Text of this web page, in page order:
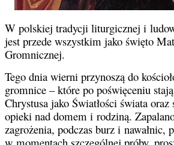
W polskiej tradycji liturgicznej i
jest przede wszystkim jako święto
Gromnicznej.
Tego dnia wierni przynoszą do
gromnice – które po poświęceniu
Chrystusa jako Światłości świata
opieki nad domem i rodziną.
zagrożenia, podczas burz i nawałnic,